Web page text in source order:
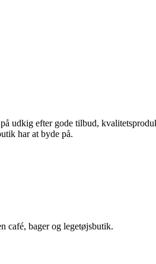
udkig efter gode tilbud,
har at byde på.
café, bager og legetøjsbutik.